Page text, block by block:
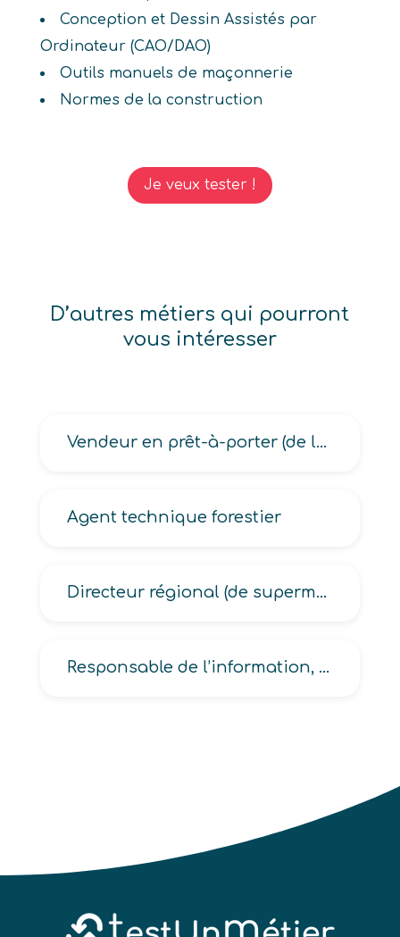
Conception et Dessin Assistés par
Ordinateur (CAO/DAO)
Outils manuels de maçonnerie
Normes de la construction
Je veux tester !
D’autres métiers qui pourront
vous intéresser
Vendeur en prêt-à-porter (de luxe, enfant, féminin, masculin)
Agent technique forestier
Directeur régional (de supermarché, d’hypermarché)
Responsable de l’information, de la communication